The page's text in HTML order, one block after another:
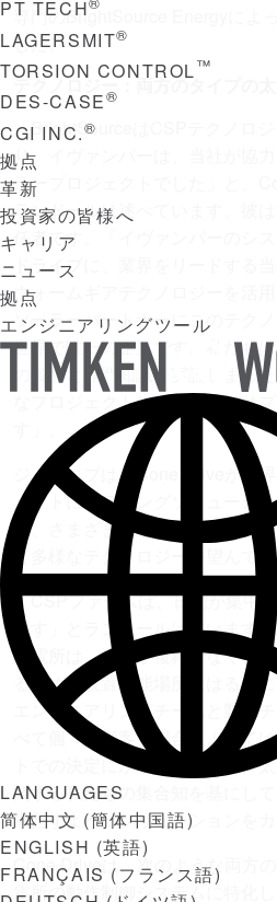
PT TECH
LAGERSMIT®
TORSION CONTROL™
DES-CASE®
CGI INC.®
拠点
革新
投資家の皆様へ
キャリア
ニュース
拠点
エンジニアリングツール
TIMKEN
WORLD
LANGUAGES
简体中文 (簡体中国語)
ENGLISH (英語)
FRANÇAIS (フランス語)
専門のBrightSource Energyによ
した。
テクノロジー：両方のタイプの
「BrightSourceはCSPテクノロジ
り、イヴァンパーは、当社が協
ラープロジェクトでした」と、
ランドールは述べています。彼
任者です。「イヴァンパーのシ
ドライブに、業界をリードする
ウォームギアテクノロジーを活
ソーラーパートナーにこのテク
世界で唯一の企業です。私たち
の製品と専門知識を実証しまし
なプロジェクトで彼らが選ぶサ
ジェイコブは、Cone Driveが世
ェクトにギアリングソリューシ
で、さまざまな顧客や地域が、
て多様なテクノロジーを望んで
「CSPファームは、日光が集中
です」とランドールは言います
発電所は、設計が複雑でなく、
るため、設置可能場所ははるか
エンジニアリングチームと製造
べて個々の顧客、場合によって
トでの決定にかかっています。
関する私たちの集合知を基にし
満たすようにソリューションをカ
Cone Driveは、次のような両方
電所の動作制御システムに特化し